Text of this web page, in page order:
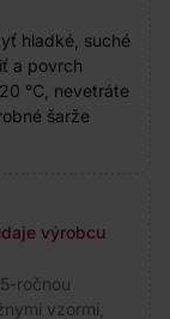
hladké, suché
a povrch
°C, nevetráte
šarže
výrobcu
ročnou
vzormi,